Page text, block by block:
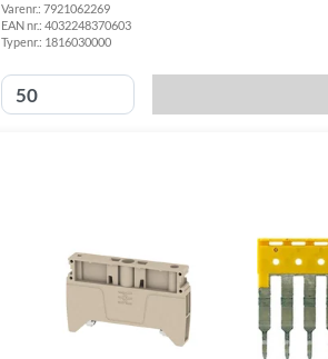
GLS Pakkeshop
49,00 kr.
-
Fredag d. 14/8
Varenr.: 7921062269
EAN nr.: 4032248370603
Typenr.: 1816030000